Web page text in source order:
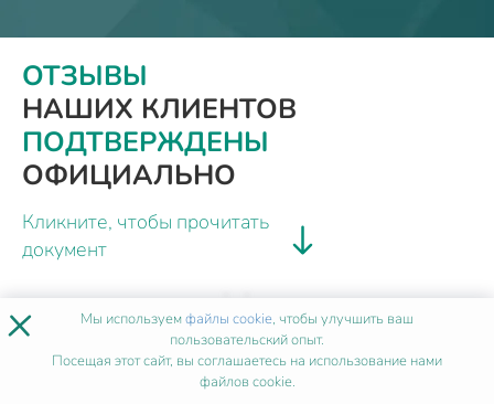
ОТЗЫВЫ
НАШИХ КЛИЕНТОВ
ПОДТВЕРЖДЕНЫ
ОФИЦИАЛЬНО
Кликните, чтобы прочитать
документ
× Мы используемфайлы cookie, чтобы улучшить ваш
пользовательский опыт.
Посещая этот сайт, вы соглашаетесь на использование нами
файлов cookie.